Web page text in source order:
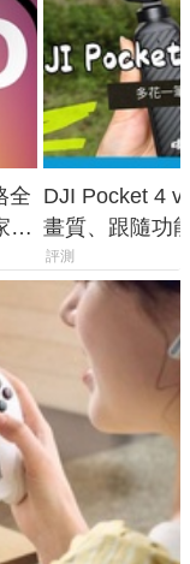
全
曝
DJI Pocket 4
畫質、跟隨功
一次看懂兩台
評測